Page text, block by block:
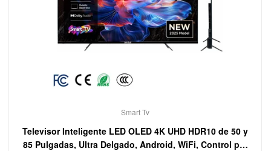
Smart Tv
Televisor Inteligente LED OLED 4K UHD HDR10 de 50 y
85 Pulgadas, Ultra Delgado, Android, WiFi, Control por